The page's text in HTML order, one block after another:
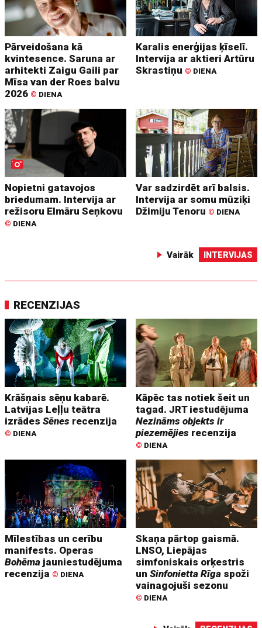
Pārveidošana kā
kvintesence. Saruna ar
arhitekti Zaigu Gaili par
Mīsa van der Roes balvu
2026 © DIENA
Karalis enerģijas ķīselī.
Intervija ar aktieri Artūru
Skrastiņu © DIENA
Nopietni gatavojos
briedumam. Intervija ar
režisoru Elmāru Seņkovu
© DIENA
Var sadzirdēt arī balsis.
Intervija ar somu mūziķi
Džimiju Tenoru © DIENA
Vairāk INTERVIJAS
RECENZIJAS
Krāšņais sēņu kabarē.
Latvijas Leļļu teātra
izrādesSēnes recenzija
© DIENA
Kāpēc tas notiek šeit un
tagad. JRT iestudējuma
Nezināms objekts ir
piezemējies recenzija
© DIENA
Mīlestības un cerību
manifests. Operas
Bohēma jauniestudējuma
recenzija © DIENA
Skaņa pārtop gaismā.
LNSO, Liepājas
simfoniskais orķestris
unSinfonietta Rīga spoži
vainagojuši sezonu
© DIENA